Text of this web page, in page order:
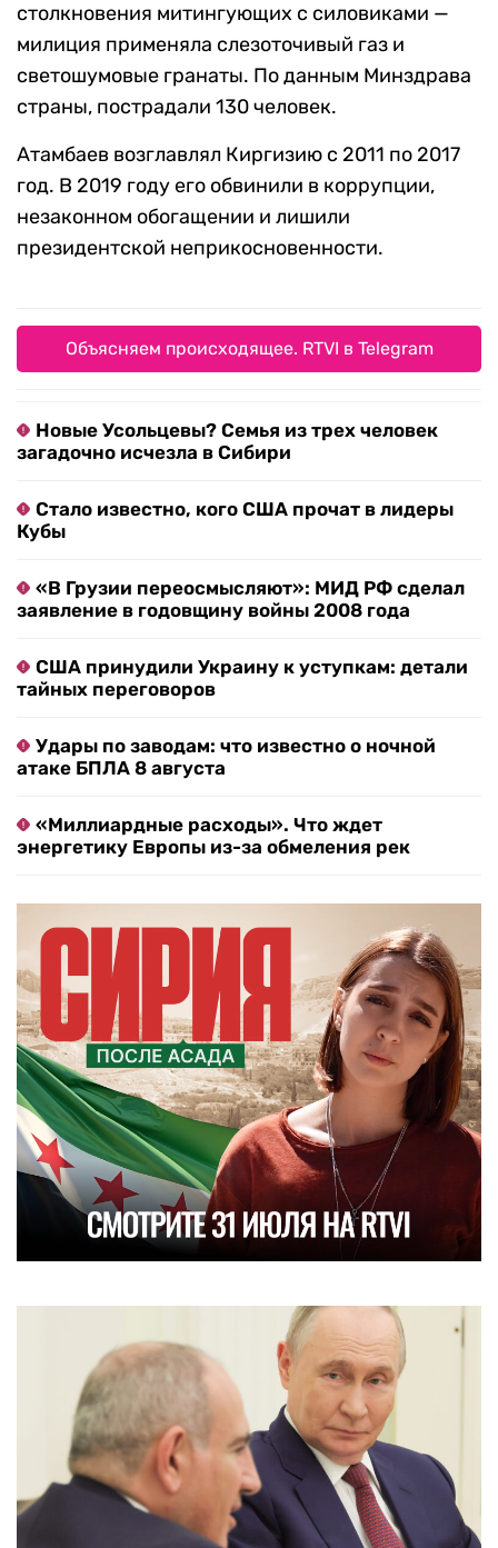
столкновения митингующих с силовиками —
милиция применяла слезоточивый газ и
светошумовые гранаты. По данным Минздрава
страны, пострадали 130 человек.
Атамбаев возглавлял Киргизию с 2011 по 2017
год. В 2019 году его обвинили в коррупции,
незаконном обогащении и лишили
президентской неприкосновенности.
Объясняем происходящее. RTVI в Telegram
Новые Усольцевы? Семья из трех человек
загадочно исчезла в Сибири
Стало известно, кого США прочат в лидеры
Кубы
«В Грузии переосмысляют»: МИД РФ сделал
заявление в годовщину войны 2008 года
США принудили Украину к уступкам: детали
тайных переговоров
Удары по заводам: что известно о ночной
атаке БПЛА 8 августа
«Миллиардные расходы». Что ждет
энергетику Европы из-за обмеления рек